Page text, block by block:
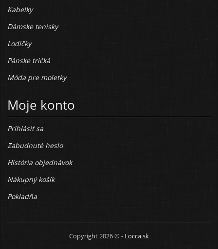
Kabelky
Dámske tenisky
Lodičky
Pánske tričká
Móda pre moletky
Moje konto
Prihlásiť sa
Zabudnuté heslo
História objednávok
Nákupný košík
Pokladňa
Copyright 2026 © - Locca.sk